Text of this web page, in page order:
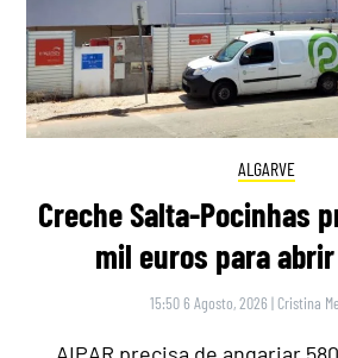
ALGARVE
Creche Salta-Pocinhas
mil euros para
15:50 6 Agosto, 2026 | Cristina